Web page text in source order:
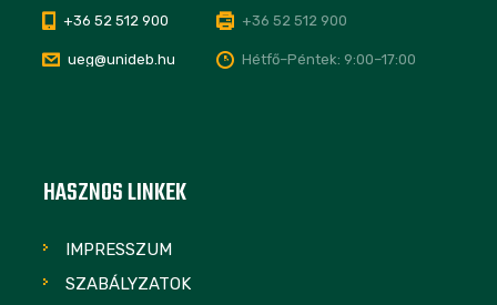
+36 52 512 900 +36 52 512 900
ueg@unideb.hu Hétfő–Péntek: 9:00–17:00
HASZNOS LINKEK
IMPRESSZUM
SZABÁLYZATOK